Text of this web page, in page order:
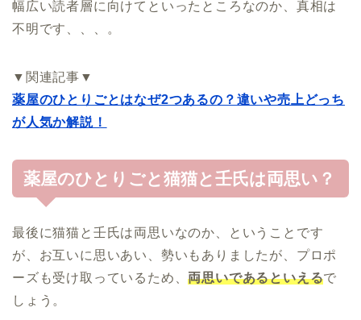
幅広い読者層に向けてといったところなのか、真相は
不明です、、、。
▼関連記事▼
薬屋のひとりごとはなぜ2つあるの？違いや売上どっち
が人気か解説！
薬屋のひとりごと猫猫と壬氏は両思い？
最後に猫猫と壬氏は両思いなのか、ということです
が、お互いに思いあい、勢いもありましたが、プロポ
ーズも受け取っているため、両思いであるといえるで
しょう。